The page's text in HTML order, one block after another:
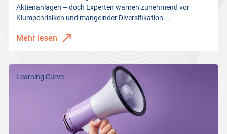
Aktienanlagen – doch Experten warnen zunehmend vor
Klumpenrisiken und mangelnder Diversifikation....
Mehr lesen
Learning Curve